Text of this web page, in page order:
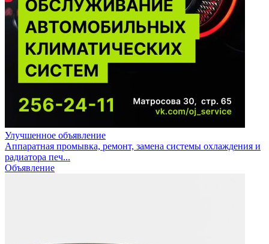
Улучшенное объявление
Аппаратная промывка, ремонт, замена системы охлаждения и
радиатора печ...
Объявление